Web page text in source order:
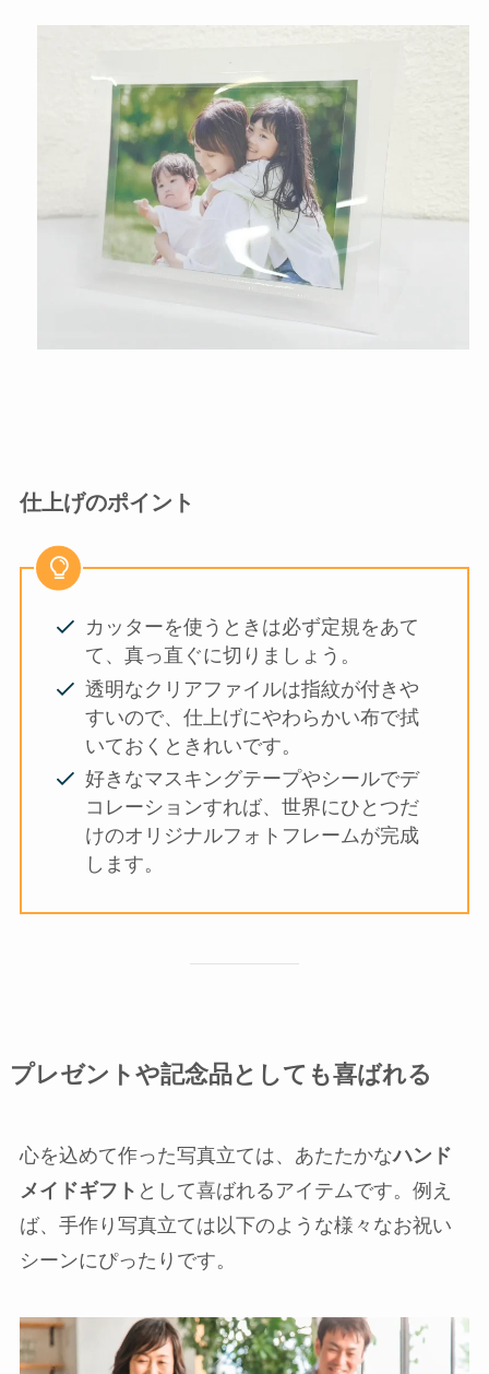
仕上げのポイント
カッターを使うときは必ず定規をあて
て、真っ直ぐに切りましょう。
透明なクリアファイルは指紋が付きや
すいので、仕上げにやわらかい布で拭
いておくときれいです。
好きなマスキングテープやシールでデ
コレーションすれば、世界にひとつだ
けのオリジナルフォトフレームが完成
します。
プレゼントや記念品としても喜ばれる
心を込めて作った写真立ては、あたたかなハンド
メイドギフト として喜ばれるアイテムです。例え
ば、手作り写真立ては以下のような様々なお祝い
シーンにぴったりです。